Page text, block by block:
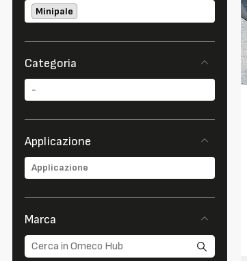
Minipale
Categoria
Applicazione
Marca